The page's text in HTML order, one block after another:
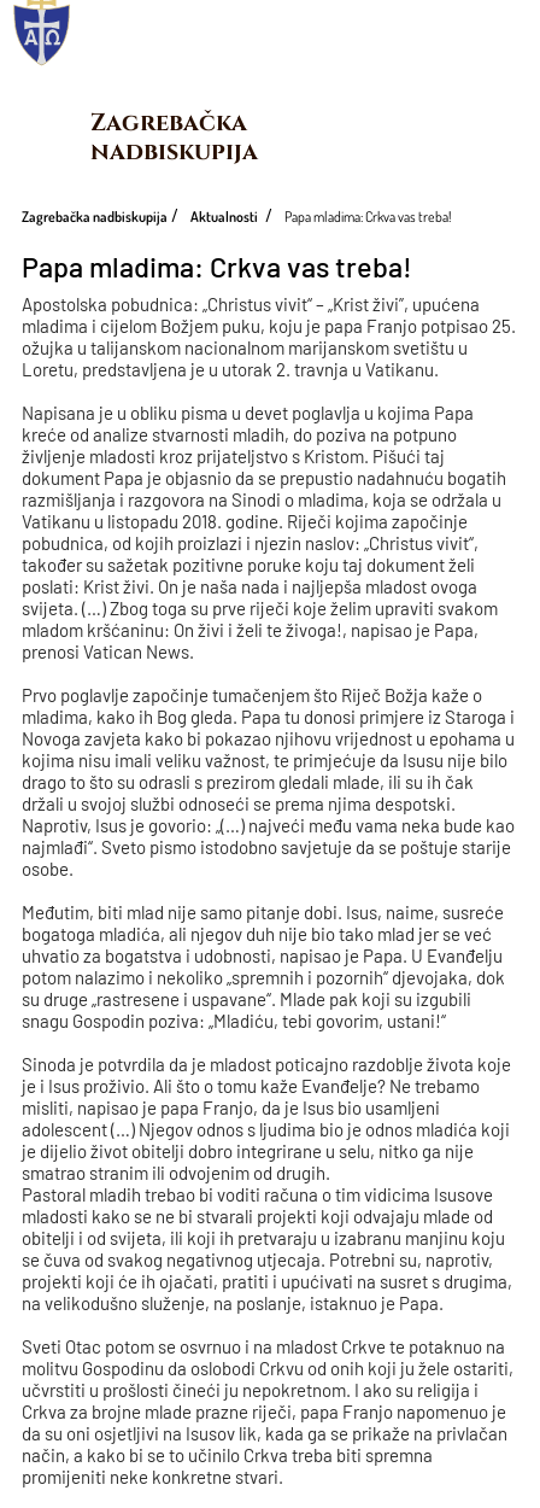
Zagrebačka
nadbiskupija
Zagrebačka nadbiskupija Aktualnosti Papa mladima: Crkva vas treba!
Papa mladima: Crkva vas treba!
Apostolska pobudnica: „Christus vivit“ – „Krist živi”, upućena
mladima i cijelom Božjem puku, koju je papa Franjo potpisao 25.
ožujka u talijanskom nacionalnom marijanskom svetištu u
Loretu, predstavljena je u utorak 2. travnja u Vatikanu.
Napisana je u obliku pisma u devet poglavlja u kojima Papa
kreće od analize stvarnosti mladih, do poziva na potpuno
življenje mladosti kroz prijateljstvo s Kristom. Pišući taj
dokument Papa je objasnio da se prepustio nadahnuću bogatih
razmišljanja i razgovora na Sinodi o mladima, koja se održala u
Vatikanu u listopadu 2018. godine. Riječi kojima započinje
pobudnica, od kojih proizlazi i njezin naslov: „Christus vivit“,
također su sažetak pozitivne poruke koju taj dokument želi
poslati: Krist živi. On je naša nada i najljepša mladost ovoga
svijeta. (…) Zbog toga su prve riječi koje želim upraviti svakom
mladom kršćaninu: On živi i želi te živoga!, napisao je Papa,
prenosi Vatican News.
Prvo poglavlje započinje tumačenjem što Riječ Božja kaže o
mladima, kako ih Bog gleda. Papa tu donosi primjere iz Staroga i
Novoga zavjeta kako bi pokazao njihovu vrijednost u epohama u
kojima nisu imali veliku važnost, te primjećuje da Isusu nije bilo
drago to što su odrasli s prezirom gledali mlade, ili su ih čak
držali u svojoj službi odnoseći se prema njima despotski.
Naprotiv, Isus je govorio: „(…) najveći među vama neka bude kao
najmlađi“. Sveto pismo istodobno savjetuje da se poštuje starije
osobe.
Međutim, biti mlad nije samo pitanje dobi. Isus, naime, susreće
bogatoga mladića, ali njegov duh nije bio tako mlad jer se već
uhvatio za bogatstva i udobnosti, napisao je Papa. U Evanđelju
potom nalazimo i nekoliko „spremnih i pozornih“ djevojaka, dok
su druge „rastresene i uspavane“. Mlade pak koji su izgubili
snagu Gospodin poziva: „Mladiću, tebi govorim, ustani!“
Sinoda je potvrdila da je mladost poticajno razdoblje života koje
je i Isus proživio. Ali što o tomu kaže Evanđelje? Ne trebamo
misliti, napisao je papa Franjo, da je Isus bio usamljeni
adolescent (…) Njegov odnos s ljudima bio je odnos mladića koji
je dijelio život obitelji dobro integrirane u selu, nitko ga nije
smatrao stranim ili odvojenim od drugih.
Pastoral mladih trebao bi voditi računa o tim vidicima Isusove
mladosti kako se ne bi stvarali projekti koji odvajaju mlade od
obitelji i od svijeta, ili koji ih pretvaraju u izabranu manjinu koju
se čuva od svakog negativnog utjecaja. Potrebni su, naprotiv,
projekti koji će ih ojačati, pratiti i upućivati na susret s drugima,
na velikodušno služenje, na poslanje, istaknuo je Papa.
Sveti Otac potom se osvrnuo i na mladost Crkve te potaknuo na
molitvu Gospodinu da oslobodi Crkvu od onih koji ju žele ostariti,
učvrstiti u prošlosti čineći ju nepokretnom. I ako su religija i
Crkva za brojne mlade prazne riječi, papa Franjo napomenuo je
da su oni osjetljivi na Isusov lik, kada ga se prikaže na privlačan
način, a kako bi se to učinilo Crkva treba biti spremna
promijeniti neke konkretne stvari.